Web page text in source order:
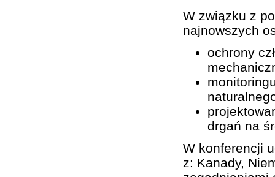
W związku z
najnowszych
ochrony
drgań na
W konferencji
z: Kanady,